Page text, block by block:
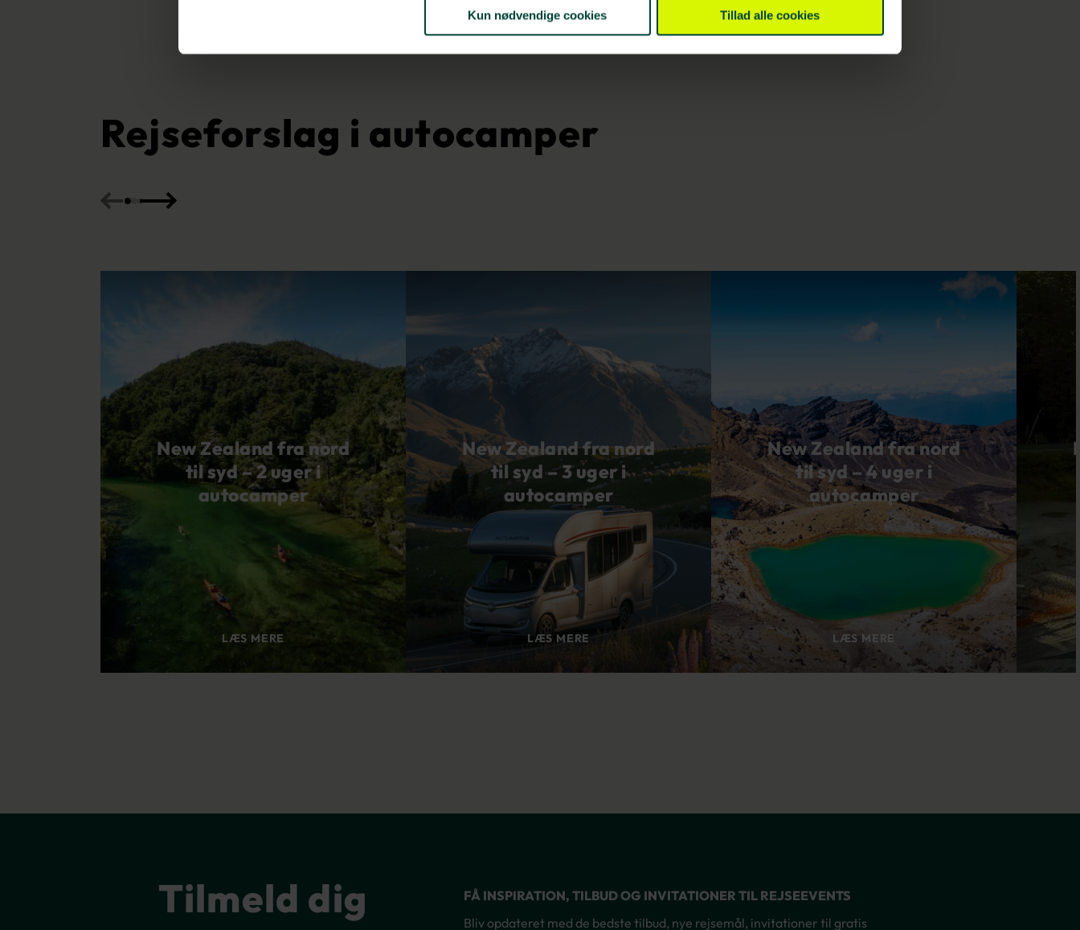
Kun nødvendige cookies Tillad alle cookies
Rejseforslag i autocamper
New Zealand fra nord
til syd – 2 uger i
autocamper
LÆS MERE
New Zealand fra nord
til syd – 3 uger i
autocamper
LÆS MERE
New Zealand fra nord
til syd – 4 uger i
autocamper
LÆS MERE
Tilmeld dig
FÅ INSPIRATION, TILBUD OG INVITATIONER TIL REJSEEVENTS
Bliv opdateret med de bedste tilbud, nye rejsemål, invitationer til gratis